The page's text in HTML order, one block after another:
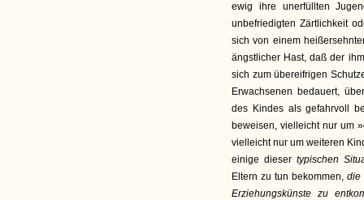
ewig ihre unerfüllten
unbefriedigten Zärtlichkeit
sich von einem
ängstlicher Hast, daß der
sich zum übereifrigen
Erwachsenen bedauert,
des Kindes als gefahrvoll
beweisen, vielleicht nur um
vielleicht nur um weiteren
einige dieser typischen
Eltern zu tun bekommen, die
Erziehungskünste zu